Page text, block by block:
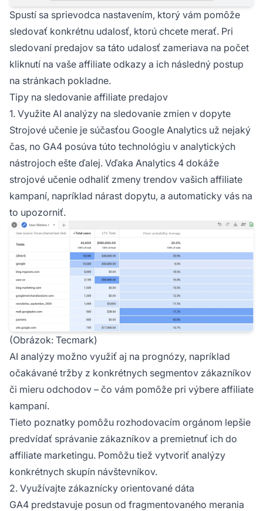
Spustí sa sprievodca nastavením, ktorý vám pomôže
sledovať konkrétnu udalosť, ktorú chcete merať. Pri
sledovaní predajov sa táto udalosť zameriava na počet
kliknutí na vaše affiliate odkazy a ich následný postup
na stránkach pokladne.
Tipy na sledovanie affiliate predajov
1. Využite AI analýzy na sledovanie zmien v dopyte
Strojové učenie je súčasťou Google Analytics už nejaký
čas, no GA4 posúva túto technológiu v analytických
nástrojoch ešte ďalej. Vďaka Analytics 4 dokáže
strojové učenie odhaliť zmeny trendov vašich affiliate
kampaní, napríklad nárast dopytu, a automaticky vás na
to upozorniť.
(Obrázok: Tecmark)
AI analýzy možno využiť aj na prognózy, napríklad
očakávané tržby z konkrétnych segmentov zákazníkov
či mieru odchodov – čo vám pomôže pri výbere affiliate
kampaní.
Tieto poznatky pomôžu rozhodovacím orgánom lepšie
predvídať správanie zákazníkov a premietnuť ich do
affiliate marketingu. Pomôžu tiež vytvoriť analýzy
konkrétnych skupín návštevníkov.
2. Využívajte zákaznícky orientované dáta
GA4 predstavuje posun od fragmentovaného merania